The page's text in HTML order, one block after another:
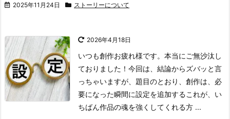
2025年11月24日 ストーリーについて
2026年4月18日
いつも創作お疲れ様です。本当にご無沙汰し
ておりました！ 今回は、結論からズバッと言
っちゃいますが、題目のとおり、 創作は、必
要になった瞬間に設定を追加するこれが、い
ちばん作品の魂を強くしてくれる方 ...